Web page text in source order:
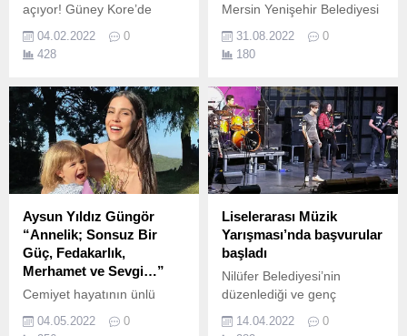
açıyor! Güney Kore’de
altına alan K-pop’la ilgili tüm
merak edilenler GAİN’de
04.02.2022
0
428
Mersin Yenişehir Belediyesi
Belediyesi tarafından
düzenlenen 30 Ağustos
sokaklara taşındı.
31.08.2022
0
180
Aysun Yıldız Güngör
“Annelik; Sonsuz Bir
Güç, Fedakarlık,
Merhamet ve Sevgi…”
Cemiyet hayatının ünlü
Güngör, kızı Leyla’yla
04.05.2022
0
Liselerarası Müzik
Yarışması’nda başvurular
başladı
Nilüfer Belediyesi’nin
düzenlediği ve genç
performanslarını
14.04.2022
0